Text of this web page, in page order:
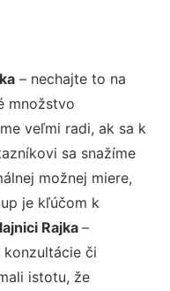
– nechajte to na
množstvo
veľmi radi, ak sa k
sa snažíme
možnej miere,
je kľúčom k
Rajka–
konzultácie či
istotu, že